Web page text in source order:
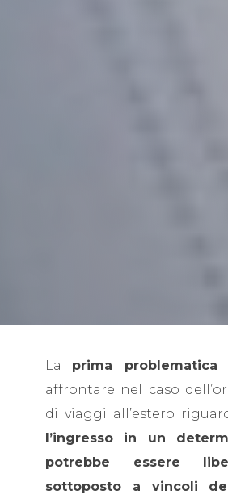
La prima problematica
affrontare nel caso
di viaggi all’estero
l’ingresso in un
potrebbe essere
sottoposto a vincoli